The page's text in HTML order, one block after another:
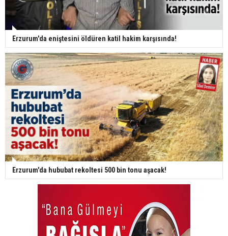
Erzurum'da eniştesini öldüren katil hakim karşısında!
Erzurum'da hububat rekoltesi 500 bin tonu aşacak!